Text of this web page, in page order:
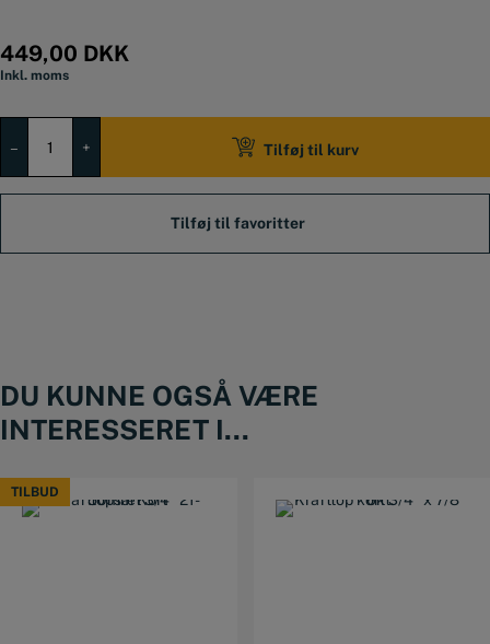
449,00 DKK
Inkl. moms
–
Krafttop
1"
x
6kt.
+ Tilføj til kurv
DU KUNNE OGSÅ VÆRE
INTERESSERET I...
TILBUD
TILBUD